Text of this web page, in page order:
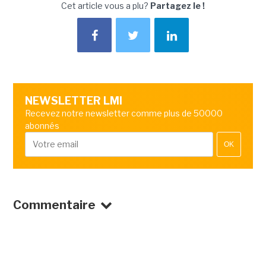
Cet article vous a plu? Partagez le !
NEWSLETTER LMI
Recevez notre newsletter comme plus de 50000
abonnés
OK
Commentaire